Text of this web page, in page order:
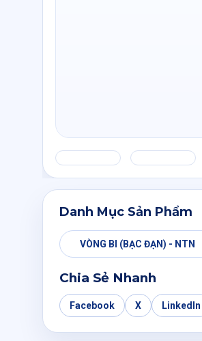
Danh Mục Sản Phẩm
VÒNG BI (BẠC ĐẠN) - NTN
Chia Sẻ Nhanh
Facebook X LinkedIn